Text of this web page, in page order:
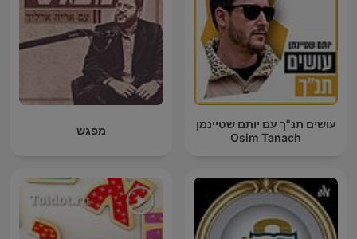
עושים תנ"ך עם יותם שטיינמן
Osim Tanach
מפגש